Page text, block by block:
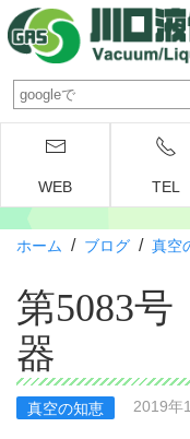
WEB TEL
ホーム / ブログ / 真空
第5083
器
真空の知恵 2019年